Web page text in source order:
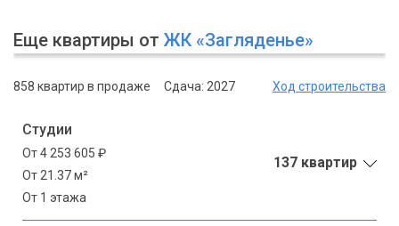
Еще квартиры от ЖК «Загляденье»
858 квартир в продаже Сдача: 2027 Ход строительства
Студии
От 4 253 605 ₽
От 21.37 м²
От 1 этажа
137 квартир